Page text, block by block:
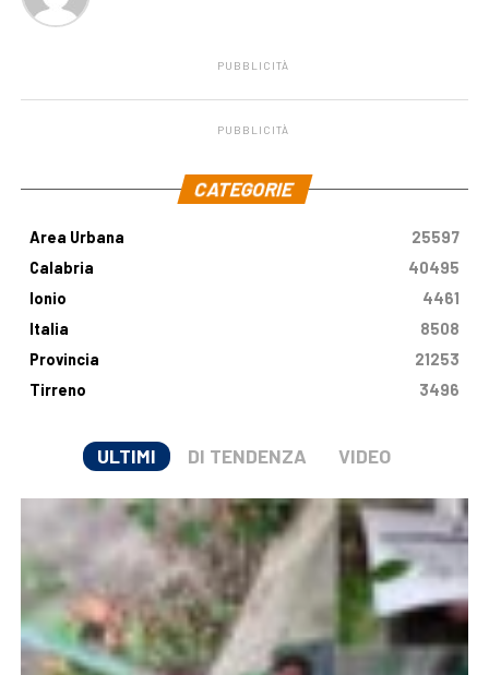
PUBBLICITÀ
PUBBLICITÀ
CATEGORIE
Area Urbana
25597
Calabria
40495
Ionio
4461
Italia
8508
Provincia
21253
Tirreno
3496
ULTIMI DI TENDENZA VIDEO